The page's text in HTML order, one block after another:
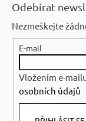
Odebírat
Nezmeškejte
E-mail
Vložením e-
osobních údajů